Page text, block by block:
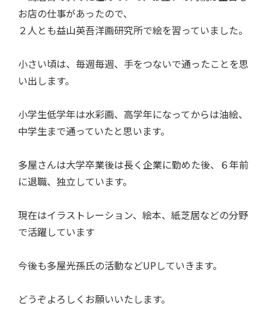
お店の仕事があったので、
２人とも益山英吾洋画研究所で絵を習っていました。
小さい頃は、毎週毎週、手をつないで通ったことを思
い出します。
小学生低学年は水彩画、高学年になってからは油絵、
中学生まで通っていたと思います。
多屋さんは大学卒業後は長く企業に勤めた後、６年前
に退職、独立しています。
現在はイラストレーション、絵本、紙芝居などの分野
で活躍しています
今後も多屋光孫氏の活動などUPしていきます。
どうぞよろしくお願いいたします。